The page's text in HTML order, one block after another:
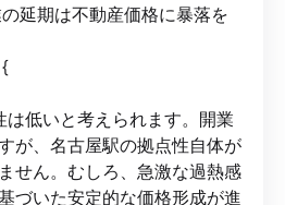
延期は不動産価格に暴落を
低いと考えられます。開業
が、名古屋駅の拠点性自体が
せん。むしろ、急激な過熱感
づいた安定的な価格形成が進